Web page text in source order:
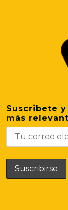
Suscribete
más